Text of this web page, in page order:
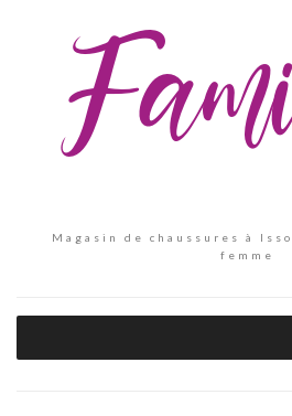
Magasin de chaussures à
femme